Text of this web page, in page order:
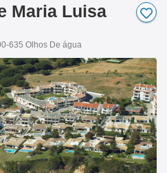
Maria Luisa
635 Olhos De água